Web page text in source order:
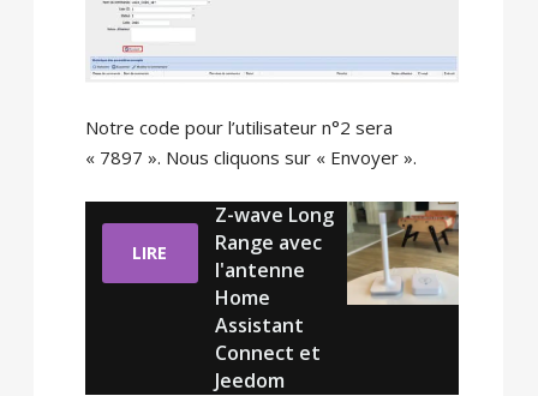
Notre code pour l’utilisateur n°2 sera
« 7897 ». Nous cliquons sur « Envoyer ».
LIRE
Z-wave Long
Range avec
l'antenne
Home
Assistant
Connect et
Jeedom